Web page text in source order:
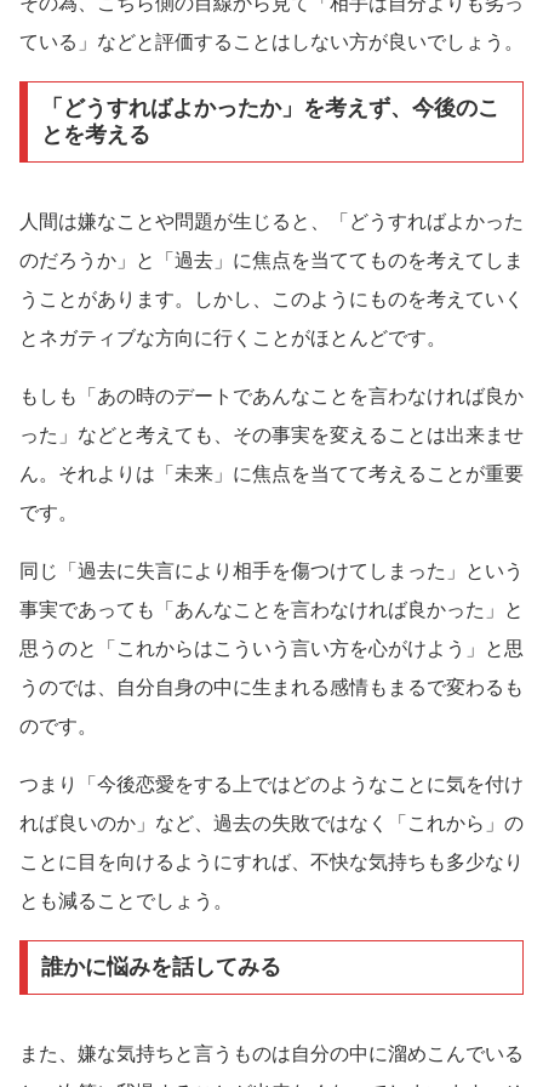
ている」などと評価することはしない方が良いでしょう。
「どうすればよかったか」を考えず、今後のこ
とを考える
人間は嫌なことや問題が生じると、「どうすればよかった
のだろうか」と「過去」に焦点を当ててものを考えてしま
うことがあります。しかし、このようにものを考えていく
とネガティブな方向に行くことがほとんどです。
もしも「あの時のデートであんなことを言わなければ良か
った」などと考えても、その事実を変えることは出来ませ
ん。それよりは「未来」に焦点を当てて考えることが重要
です。
同じ「過去に失言により相手を傷つけてしまった」という
事実であっても「あんなことを言わなければ良かった」と
思うのと「これからはこういう言い方を心がけよう」と思
うのでは、自分自身の中に生まれる感情もまるで変わるも
のです。
つまり「今後恋愛をする上ではどのようなことに気を付け
れば良いのか」など、過去の失敗ではなく「これから」の
ことに目を向けるようにすれば、不快な気持ちも多少なり
とも減ることでしょう。
誰かに悩みを話してみる
また、嫌な気持ちと言うものは自分の中に溜めこんでいる